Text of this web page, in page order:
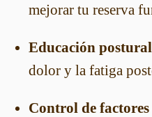
mejorar tu reserva
Educación
dolor y la fatiga
Control de factores